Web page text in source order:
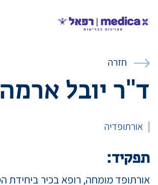
חזרה
ד"ר יובל ארמה
אורתופדיה
תפקיד:
אורתופד מומחה, רופא בכיר ביחידת